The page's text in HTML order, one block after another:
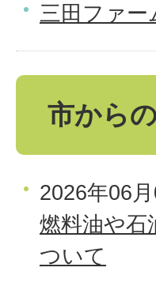
三田ファ
市から
2026年06
燃料油や石
ついて